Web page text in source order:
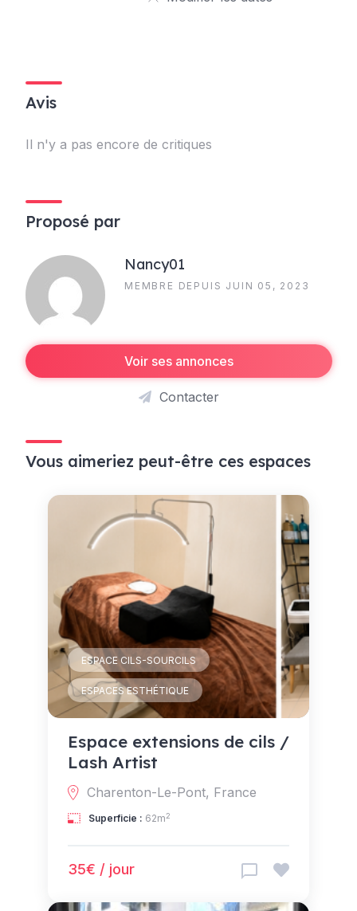
Avis
Il n'y a pas encore de critiques
Proposé par
Nancy01
MEMBRE DEPUIS JUIN 05, 2023
Voir ses annonces
Contacter
Vous aimeriez peut-être ces espaces
ESPACE CILS-SOURCILS
ESPACES ESTHÉTIQUE
Espace extensions de cils /
Lash Artist
Charenton-Le-Pont, France
Superficie : 62m2
35€ / jour